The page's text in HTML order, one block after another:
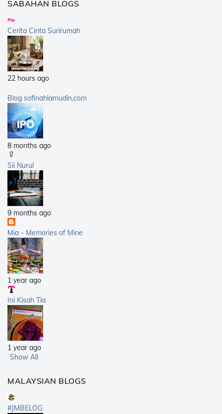
2014
2013
2012
2011
2010
2009
2008
2007
SABAHAN BLOGS
Cerita Cinta Surirumah
22 hours ago
Blog sofinahlamudin.com
8 months ago
Sii Nurul
9 months ago
Mia - Memories of Mine
1 year ago
Ini Kisah Tia
1 year ago
Show All
MALAYSIAN BLOGS
#JMBELOG